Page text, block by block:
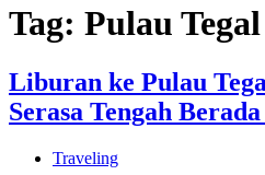
Tag: Pulau
Liburan ke Pulau
Serasa Tengah
Traveling